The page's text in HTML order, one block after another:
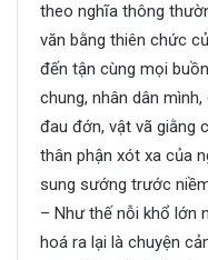
theo nghĩa thông
văn bằng thiên chức
đến tận cùng mọi
chung, nhân dân
đau đớn, vật vã giằng
thân phận xót xa của
sung sướng trước
– Như thế nỗi khổ lớn
hoá ra lại là chuyện